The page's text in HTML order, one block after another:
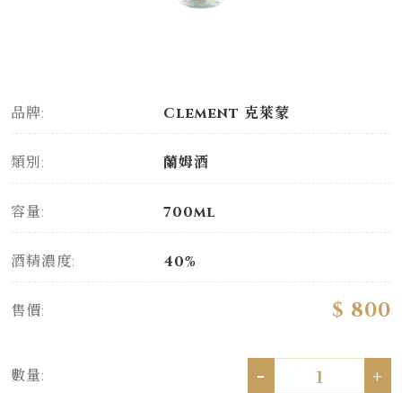
品牌: Clement 克萊蒙
類別: 蘭姆酒
容量: 700ml
酒精濃度: 40%
售價: $ 800
數量: - +